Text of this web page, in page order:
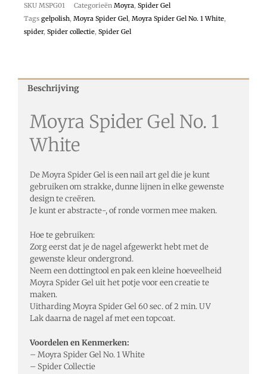
SKU MSPG01 Categorieën Moyra, Spider Gel
Tags gelpolish, Moyra Spider Gel, Moyra Spider Gel No. 1 White,
spider, Spider collectie, Spider Gel
Beschrijving
Moyra Spider Gel No. 1
White
De Moyra Spider Gel is een nail art gel die je kunt
gebruiken om strakke, dunne lijnen in elke gewenste
design te creëren.
Je kunt er abstracte-, of ronde vormen mee maken.
Hoe te gebruiken:
Zorg eerst dat je de nagel afgewerkt hebt met de
gewenste kleur ondergrond.
Neem een dottingtool en pak een kleine hoeveelheid
Moyra Spider Gel uit het potje voor een creatie te
maken.
Uitharding Moyra Spider Gel 60 sec. of 2 min. UV
Lak daarna de nagel af met een topcoat.
Voordelen en Kenmerken:
– Moyra Spider Gel No. 1 White
– Spider Collectie